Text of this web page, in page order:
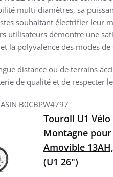
multi-diamètres, sa
souhaitant électrifier leur
utilisateurs démontre une
la polyvalence des modes
distance ou de terrains
de qualité et de respecter
B0CBPW4797
Touroll U1
Montagne
Amovible
(U1 26")